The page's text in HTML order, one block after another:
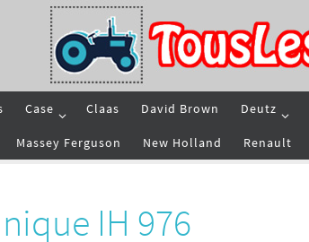
Case Claas David Brown Deutz
Massey Ferguson New Holland Renault
IH 976